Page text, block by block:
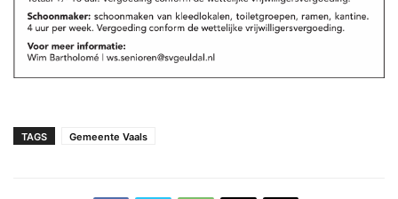
TAGS Gemeente Vaals